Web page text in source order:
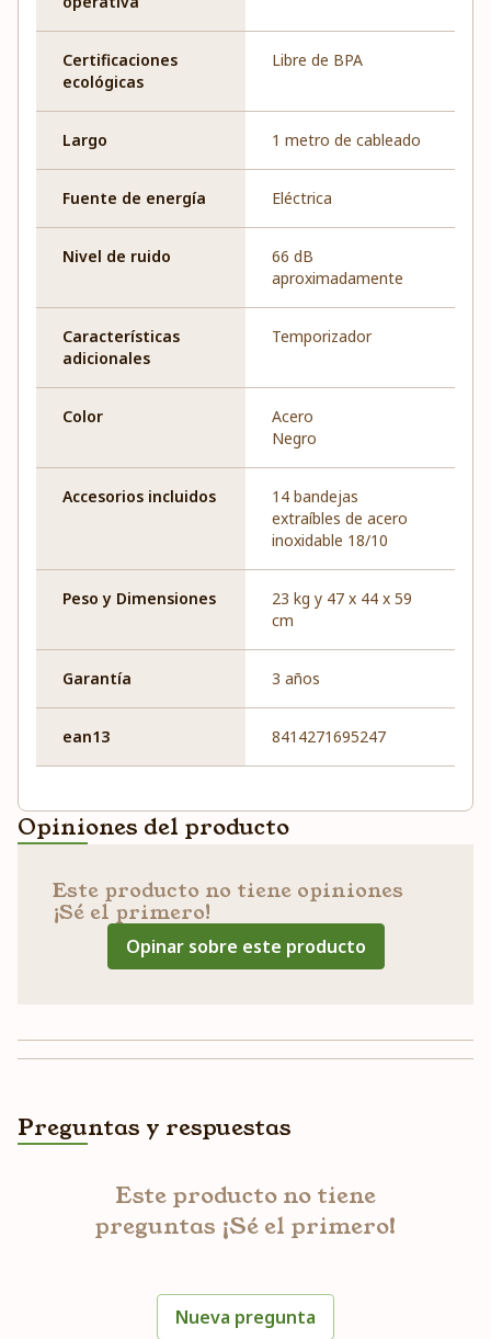
Certificaciones
ecológicas
Libre de BPA
Largo 1 metro de cableado
Fuente de energía Eléctrica
Nivel de ruido
66 dB
aproximadamente
Características
adicionales
Temporizador
Color
Acero
Negro
Accesorios incluidos
14 bandejas
extraíbles de acero
inoxidable 18/10
Peso y Dimensiones
23 kg y 47 x 44 x 59
cm
Garantía 3 años
ean13 8414271695247
Opiniones del producto
Este producto no tiene opiniones
¡Sé el primero!
Opinar sobre este producto
Preguntas y respuestas
Este producto no tiene
preguntas ¡Sé el primero!
Nueva pregunta